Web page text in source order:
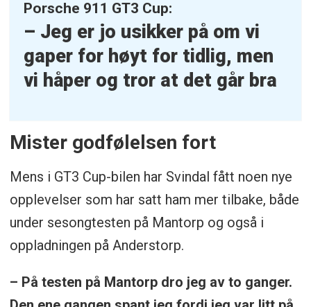
Porsche 911 GT3 Cup:
– Jeg er jo usikker på om vi
gaper for høyt for tidlig, men
vi håper og tror at det går bra
Mister godfølelsen fort
Mens i GT3 Cup-bilen har Svindal fått noen nye
opplevelser som har satt ham mer tilbake, både
under sesongtesten på Mantorp og også i
oppladningen på Anderstorp.
– På testen på Mantorp dro jeg av to ganger.